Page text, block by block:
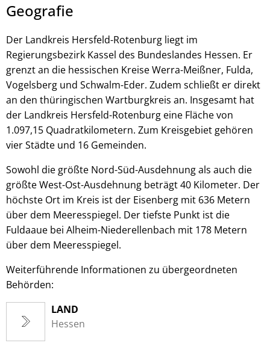
© Stefan Bochenek
Geografie
Der Landkreis Hersfeld-Rotenburg liegt im
Regierungsbezirk Kassel des Bundeslandes Hessen. Er
grenzt an die hessischen Kreise Werra-Meißner, Fulda,
Vogelsberg und Schwalm-Eder. Zudem schließt er direkt
an den thüringischen Wartburgkreis an. Insgesamt hat
der Landkreis Hersfeld-Rotenburg eine Fläche von
1.097,15 Quadratkilometern. Zum Kreisgebiet gehören
vier Städte und 16 Gemeinden.
Sowohl die größte Nord-Süd-Ausdehnung als auch die
größte West-Ost-Ausdehnung beträgt 40 Kilometer. Der
höchste Ort im Kreis ist der Eisenberg mit 636 Metern
über dem Meeresspiegel. Der tiefste Punkt ist die
Fuldaaue bei Alheim-Niederellenbach mit 178 Metern
über dem Meeresspiegel.
Weiterführende Informationen zu übergeordneten
Behörden:
LAND
Hessen